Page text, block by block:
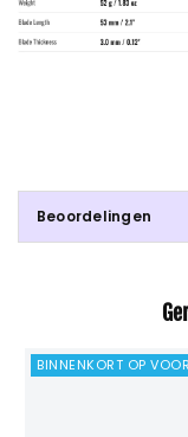
Beoordelingen
BINNENKORT OP